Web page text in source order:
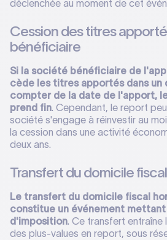
déclenchée au moment de cet
Cession des titres
bénéficiaire
Si la société bénéficiaire de
cède les titres apportés dans un
compter de la date de l'apport,
prend fin. Cependant, le report
société s'engage à réinvestir au
la cession dans une activité
deux ans.
Transfert du domicile
Le transfert du domicile fiscal
constitue un événement
d'imposition. Ce transfert
des plus-values en report, sous